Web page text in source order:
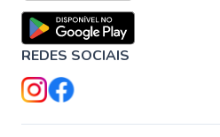
REDES SOCIAIS